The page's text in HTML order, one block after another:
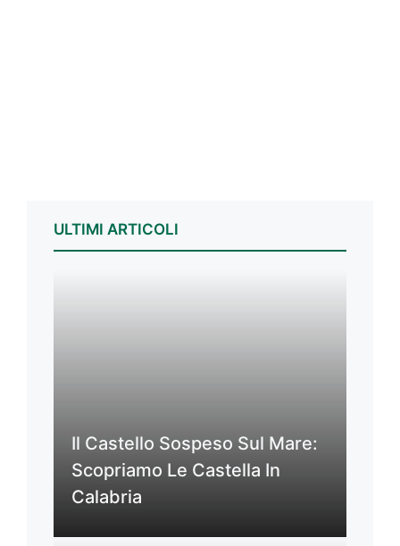
ULTIMI ARTICOLI
Il Castello Sospeso Sul Mare:
Scopriamo Le Castella In
Calabria